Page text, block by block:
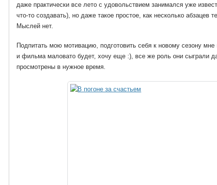
даже практически все лето с удовольствием занимался уже
что-то создавать), но даже такое простое, как несколько абзацев
Мыслей нет.
Подпитать мою мотивацию, подготовить себя к новому сезону
и фильма маловато будет, хочу еще :), все же роль они сыграли
просмотрены в нужное время.